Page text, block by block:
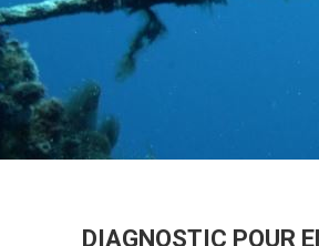
DIAGNOSTIC POUR